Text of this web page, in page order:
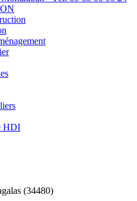
HDI
(34480)